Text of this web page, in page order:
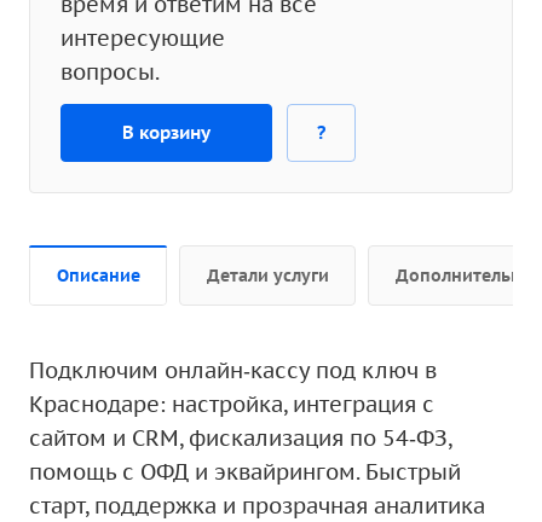
интересующие
вопросы.
В корзину ?
Описание Детали услуги Дополнительно
Подключим онлайн‑кассу под ключ в
Краснодаре: настройка, интеграция с
сайтом и CRM, фискализация по 54‑ФЗ,
помощь с ОФД и эквайрингом. Быстрый
старт, поддержка и прозрачная аналитика